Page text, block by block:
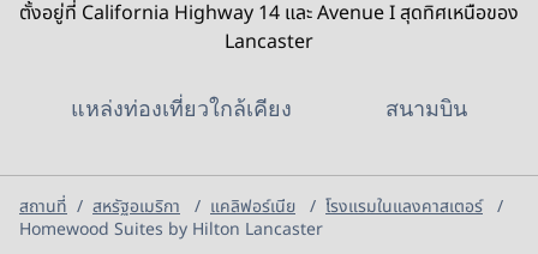
ตั้งอยู่ที่ California Highway 14 และ Avenue I สุดทิศเหนือของ
Lancaster
แหล่งท่องเที่ยวใกล้เคียง สนามบิน
สถานที่ / สหรัฐอเมริกา / แคลิฟอร์เนีย / โรงแรมในแลงคาสเตอร์ /
Homewood Suites by Hilton Lancaster